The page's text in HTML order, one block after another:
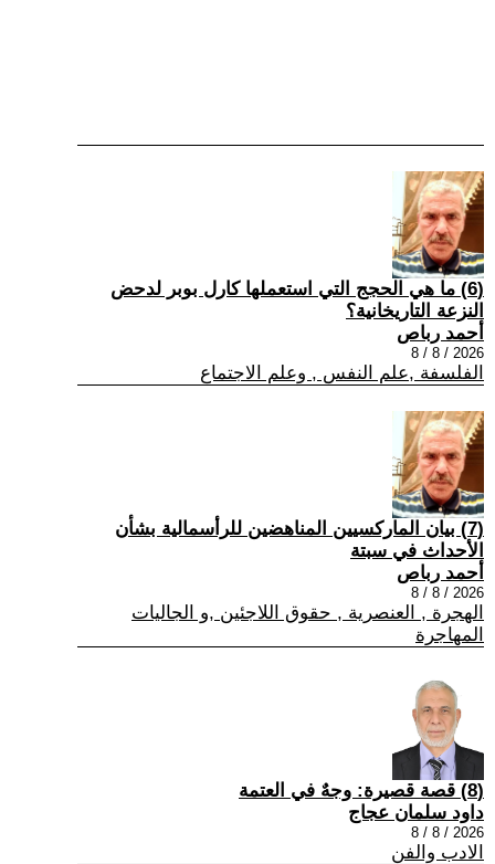
(6) ما هي الحجج التي استعملها كارل بوبر لدحض
النزعة التاريخانية؟
أحمد رباص
2026 / 8 / 8
الفلسفة ,علم النفس , وعلم الاجتماع
(7) بيان الماركسيين المناهضين للرأسمالية بشأن
الأحداث في سبتة
أحمد رباص
2026 / 8 / 8
الهجرة , العنصرية , حقوق اللاجئين ,و الجاليات
المهاجرة
(8) قصة قصيرة: وجهٌ في العتمة
داود سلمان عجاج
2026 / 8 / 8
الادب والفن